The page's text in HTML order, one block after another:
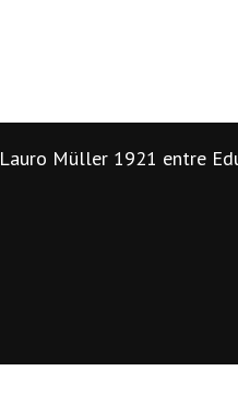
Lauro Müller 1921 entre